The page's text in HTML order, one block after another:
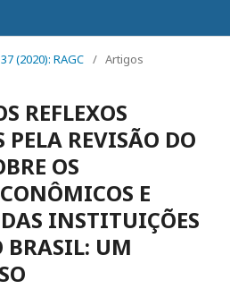
(2020): RAGC / Artigos
REFLEXOS
REVISÃO DO
OS
E
INSTITUIÇÕES
BRASIL: UM